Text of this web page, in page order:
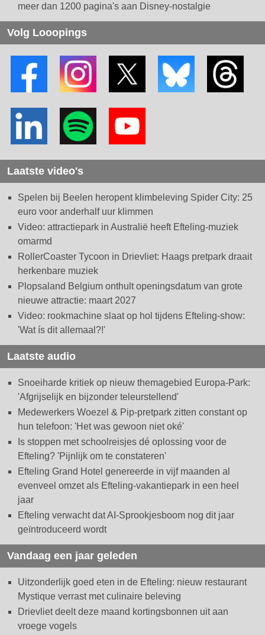
meer dan 1200 pagina's aan Disney-nostalgie
Volg Looopings
Laatste video's
Spelen bij Beelen heropent klimbeleving Spider City: 25
euro voor anderhalf uur klimmen
Video: attractiepark in Australië heeft Efteling-muziek
omarmd
RollerCoaster Tycoon in Drievliet: Haags pretpark draait
herkenbare muziek
Plopsaland Belgium onthult openingsdatum van grote
nieuwe attractie: maart 2027
Video: rookmachine slaat op hol tijdens Efteling-show:
'Wat ís dit allemaal?!'
Laatste audio
Snoeiharde kritiek op nieuw themagebied Europa-Park:
'Afgrijselijk en bijzonder teleurstellend'
Medewerkers Woezel & Pip-pretpark zitten constant op
hun telefoon: 'Het was gewoon niet oké'
Is stoppen met schoolreisjes dé oplossing voor de
Efteling? 'Pijnlijk om te constateren'
Efteling Grand Hotel genereerde in vijf maanden al
evenveel omzet als Efteling-vakantiepark in een heel
jaar
Efteling verwacht dat AI-Sprookjesboom nog dit jaar
geïntroduceerd wordt
Vandaag een jaar geleden
Uitzonderlijk goed eten in de Efteling: nieuw restaurant
Mystique verrast met culinaire beleving
Drievliet deelt deze maand kortingsbonnen uit aan
vroege vogels